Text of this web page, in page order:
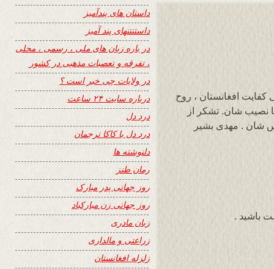
افغانستان ، روح
نصیب شان. تشکر از
شان . مهدی بشیر
باشید .
داستان های پندآمیز
داستنتنهای پند آمیز
در باره زبان های ملی ، رسمی ، محلی
، تفرقه و تعصبات مذهبی در کشور
در ولایات چی خبر است ؟
درباره سایت ۲۴ ساعت
درد دل
درد دل با کاکا ترجمان
دلنوشته ها
رمان طنز
روز جهانی پدر مبارک
روز جهانی زن مبارکباد
زبان مادری
زراعتی و مالداری
زلزله افغانستان